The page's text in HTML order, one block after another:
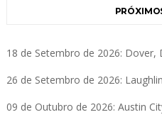
18 de Setembro de 2026: Dover,
26 de Setembro de 2026:
09 de Outubro de 2026: Austin